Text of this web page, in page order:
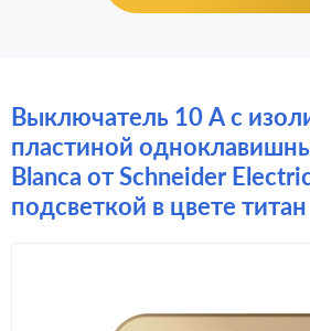
Выключатель 10 А с
пластиной
Blanca от Schneider
подсветкой в цвете титан